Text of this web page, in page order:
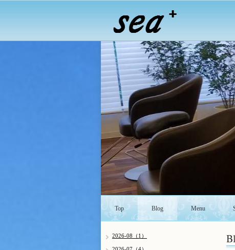
Top Blog Menu
2026-08（1）